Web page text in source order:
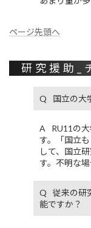
ページ先頭へ
研究援助_
国立の大
RU11の
す。「国立
して、国立
す。不明な
従来の研
能ですか？